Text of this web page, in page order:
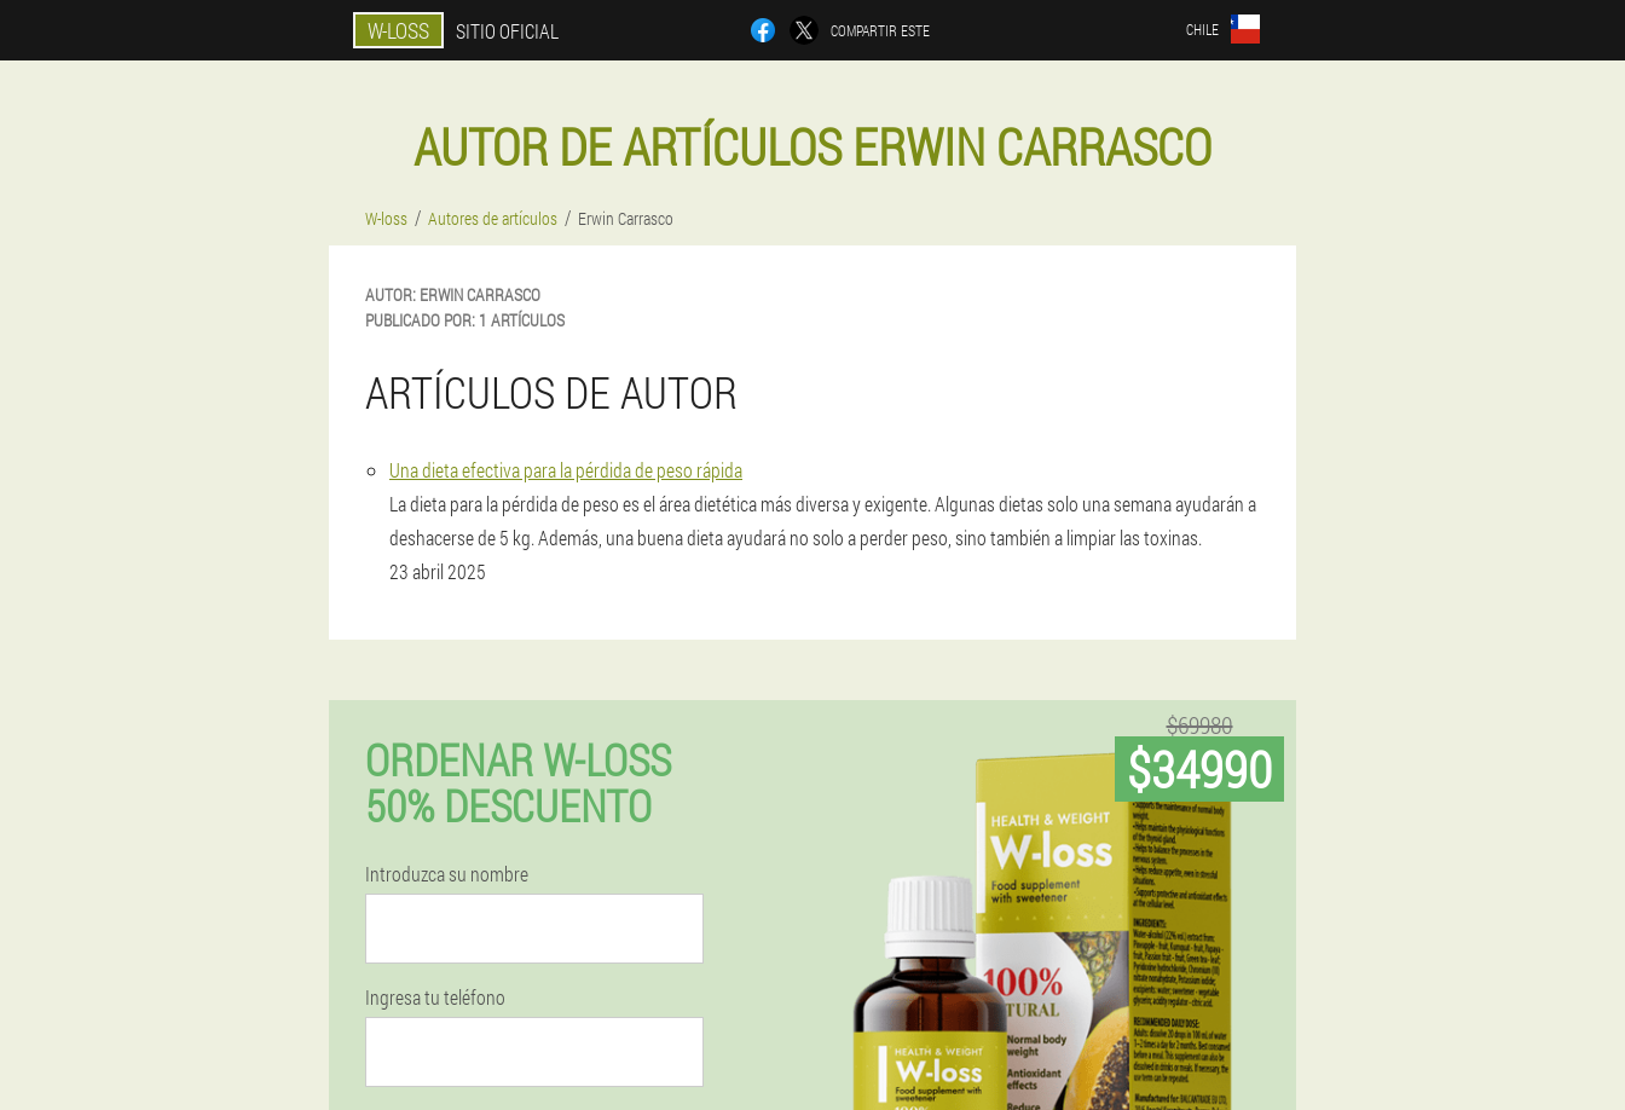
W-LOSS SITIO OFICIAL COMPARTIR ESTE CHILE
AUTOR DE ARTÍCULOS ERWIN CARRASCO
W-loss Autores de artículos Erwin Carrasco
AUTOR: ERWINCARRASCO
PUBLICADO POR: 1 ARTÍCULOS
ARTÍCULOS DE AUTOR
Una dieta efectiva para la pérdida de peso rápida
La dieta para la pérdida de peso es el área dietética más diversa y exigente. Algunas dietas solo una semana ayudarán a
deshacerse de 5 kg. Además, una buena dieta ayudará no solo a perder peso, sino también a limpiar las toxinas.
23 abril 2025
ORDENAR W-LOSS
50% DESCUENTO
Introduzca su nombre
Ingresa tu teléfono
$69980
$34990